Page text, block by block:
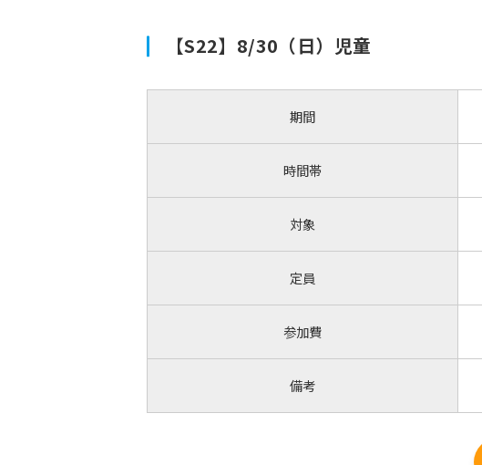
【S22】8/30（日）児童
期間
時間帯
対象
定員
参加費
備考